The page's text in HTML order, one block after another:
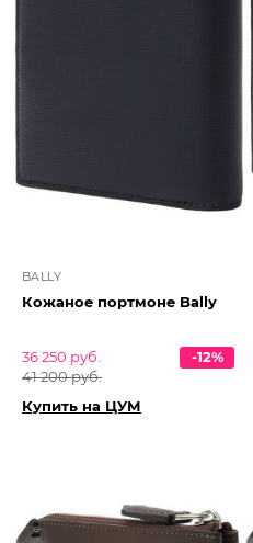
BALLY
Кожаное портмоне Bally
36 250 руб.
41 200 руб.
-12%
Купить на ЦУМ